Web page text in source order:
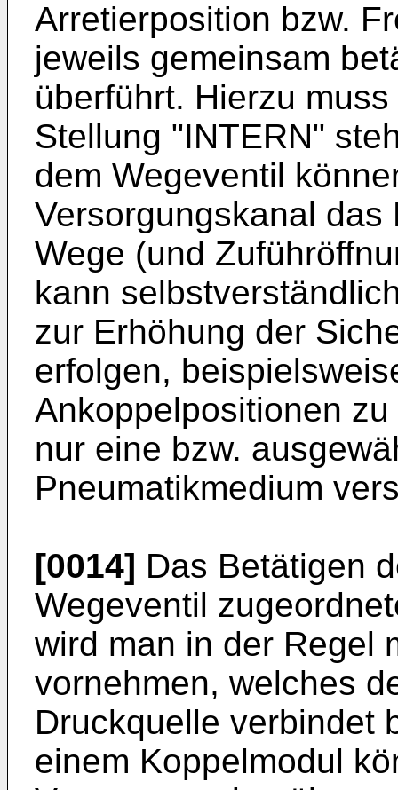
Arretierposition bzw.
jeweils gemeinsam
überführt. Hierzu
Stellung "INTERN"
dem Wegeventil
Versorgungskanal das
Wege (und
kann
zur Erhöhung der
erfolgen,
Ankoppelpositionen
nur eine bzw.
Pneumatikmedium
[0014] Das Betätigen
Wegeventil
wird man in der Regel
vornehmen, welches
Druckquelle verbindet
einem Koppelmodul